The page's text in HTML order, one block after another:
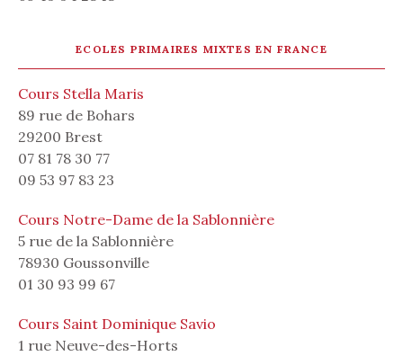
ECOLES PRIMAIRES MIXTES EN FRANCE
Cours Stella Maris
89 rue de Bohars
29200 Brest
07 81 78 30 77
09 53 97 83 23
Cours Notre-Dame de la Sablonnière
5 rue de la Sablonnière
78930 Goussonville
01 30 93 99 67
Cours Saint Dominique Savio
1 rue Neuve-des-Horts